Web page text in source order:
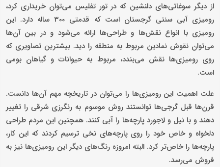
از دیگر سوغاتی‌های دلنشین که در تور تفلیس می‌توان خریداری کرد،
رومیزی آبی سنتی گرجستان است که قدمتی 300 ساله دارد. این
رومیزی با انواع نقش‌ها و طراحی‌ها ارائه می‌شود و در بین آن‌ها
می‌توان نقوش نمادین مربوط به منطقه را دید. بیشترین تصاویری که
روی رومیزی‌ها نقش می‌بندد، مربوط به حیوانات و گیاهان بومی
است.
علت اهمیت این رومیزی‌ها را می‌توان در تاریخچه مهم آن‌ها دانست.
قرن‌ها قبل گرجی‌ها توانستند روش موسوم به رنگرزی شرقی را تغییر
دهند و با نیل و لاجورد پارچه‌ها را آبی کنند. همچنین این مردم طراحی
دلخواه و خاص خود را روی پارچه‌های نخی ترسیم کردند که این کار،
پارچه‌ها را خاص‌تر کرد. البته امروزه رنگ‌های دیگر این رومیزی‌ها نیز به
فروش می‌رسد.